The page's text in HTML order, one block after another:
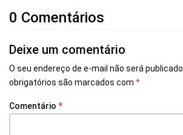
0 Comentários
Deixe um comentário
O seu endereço de e-mail não será publicado.
obrigatórios são marcados com *
Comentário *